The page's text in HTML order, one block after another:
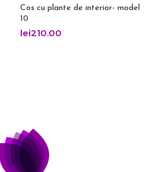
Cos cu plante de interior- model
10
lei210.00